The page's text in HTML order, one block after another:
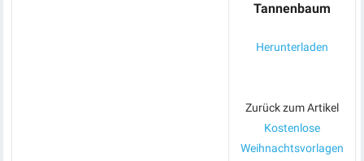
Tannenbaum
Herunterladen
Zurück zum Artikel
Kostenlose
Weihnachtsvorlagen